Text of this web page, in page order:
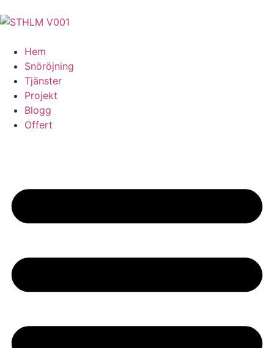
Hem
Snöröjning
Tjänster
Projekt
Blogg
Offert